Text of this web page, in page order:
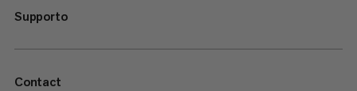
Supporto
Contact